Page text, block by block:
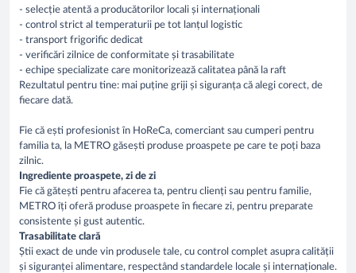
- selecție atentă a producătorilor locali și internaționali
- control strict al temperaturii pe tot lanțul logistic
- transport frigorific dedicat
- verificări zilnice de conformitate și trasabilitate
- echipe specializate care monitorizează calitatea până la raft
Rezultatul pentru tine: mai puține griji și siguranța că alegi corect, de
fiecare dată.
Fie că ești profesionist în HoReCa, comerciant sau cumperi pentru
familia ta, la METRO găsești produse proaspete pe care te poți baza
zilnic.
Ingrediente proaspete, zi de zi
Fie că gătești pentru afacerea ta, pentru clienți sau pentru familie,
METRO îți oferă produse proaspete în fiecare zi, pentru preparate
consistente și gust autentic.
Trasabilitate clară
Știi exact de unde vin produsele tale, cu control complet asupra calității
și siguranței alimentare, respectând standardele locale și internaționale.